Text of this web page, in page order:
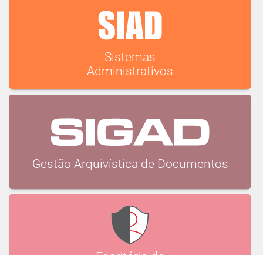
Sistemas
Administrativos
Gestão Arquivística de Documentos